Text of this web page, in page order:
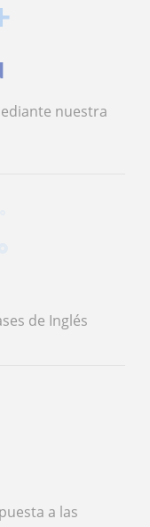
nuestra
de Inglés
a las